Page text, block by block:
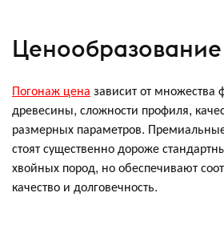
Ценообразование
Погонаж цена зависит от множества
древесины, сложности профиля,
размерных параметров.
стоят существенно дороже
хвойных пород, но обеспечивают
качество и долговечность.